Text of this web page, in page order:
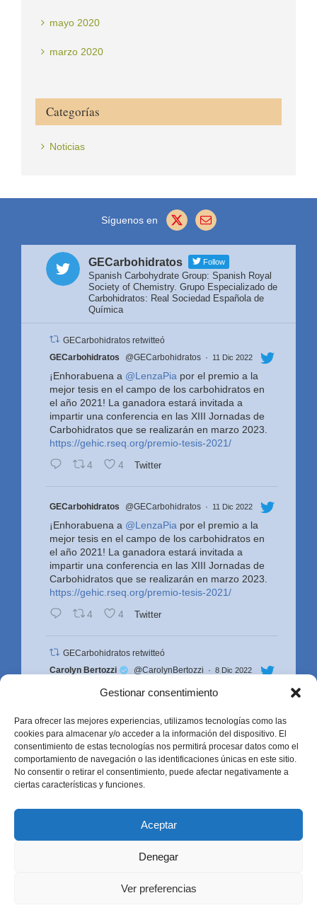
Gestionar consentimiento
Para ofrecer las mejores experiencias, utilizamos tecnologías como las
cookies para almacenar y/o acceder a la información del dispositivo. El
consentimiento de estas tecnologías nos permitirá procesar datos como el
comportamiento de navegación o las identificaciones únicas en este sitio.
No consentir o retirar el consentimiento, puede afectar negativamente a
ciertas características y funciones.
Aceptar
Denegar
Ver preferencias
mayo 2020
marzo 2020
Categorías
Noticias
Síguenos en
GECarbohidratos Follow
Spanish Carbohydrate Group: Spanish Royal
Society of Chemistry. Grupo Especializado de
Carbohidratos: Real Sociedad Española de
Química
GECarbohidratos retwitteó
GECarbohidratos @GECarbohidratos · 11 Dic 2022
¡Enhorabuena a @LenzaPia por el premio a la
mejor tesis en el campo de los carbohidratos en
el año 2021! La ganadora estará invitada a
impartir una conferencia en las XIII Jornadas de
Carbohidratos que se realizarán en marzo 2023.
https://gehic.rseq.org/premio-tesis-2021/
4
4 Twitter
GECarbohidratos @GECarbohidratos · 11 Dic 2022
¡Enhorabuena a @LenzaPia por el premio a la
mejor tesis en el campo de los carbohidratos en
el año 2021! La ganadora estará invitada a
impartir una conferencia en las XIII Jornadas de
Carbohidratos que se realizarán en marzo 2023.
https://gehic.rseq.org/premio-tesis-2021/
4
4 Twitter
GECarbohidratos retwitteó
Carolyn Bertozzi @CarolynBertozzi · 8 Dic 2022
Look who showed up in Stockholm!! Great
student team that built the house of
#bioorthogonal chemistry
⁦. Can you name the
now-famous scientists in this photo?
21
751 Twitter